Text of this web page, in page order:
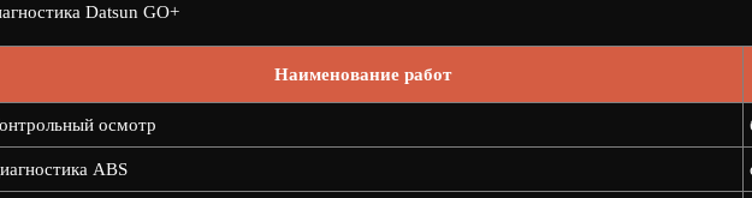
Datsun GO+
Наименование работ
осмотр
ABS